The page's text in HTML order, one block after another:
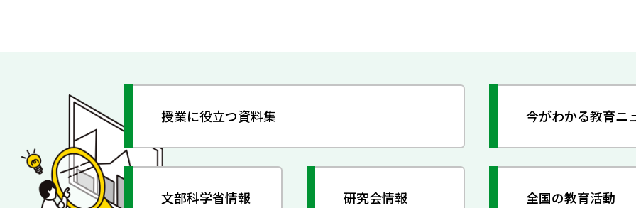
授業に役立つ資料集 今がわかる教育ニ
文部科学省情報 研究会情報 全国の教育活動